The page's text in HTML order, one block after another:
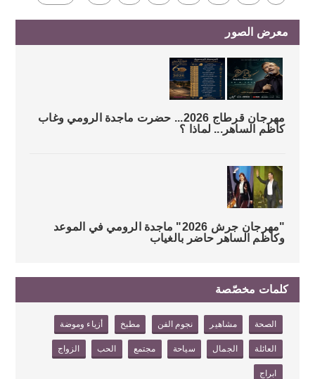
معرض الصور
مهرجان قرطاج 2026... حضرت ماجدة الرومي وغاب
كاظم الساهر... لماذا ؟
"مهرجان جرش 2026" ماجدة الرومي في الموعد
وكاظم الساهر حاضر بالغياب
كلمات مخصّصة
الصحة مشاهير نجوم الفن مطبخ أزياء وموضة
العائلة الجمال سياحة مجتمع الحب الزواج
ابراج